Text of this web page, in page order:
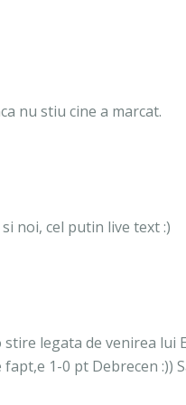
nu stiu cine a marcat.
noi, cel putin live text :)
legata de venirea lui
1-0 pt Debrecen :))